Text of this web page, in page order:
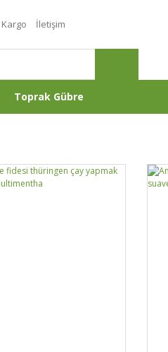
Kargo İletişim
Toprak Gübre